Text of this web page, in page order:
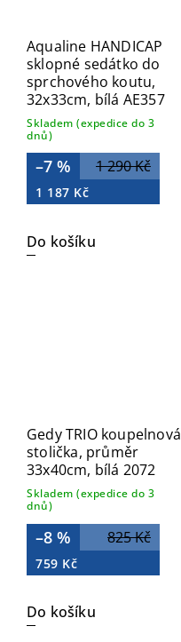
Aqualine HANDICAP
sklopné sedátko do
sprchového koutu,
32x33cm, bílá AE357
Skladem (expedice do 3
dnů)
1 290 Kč
–7 %
1 187 Kč
Do košíku
Gedy TRIO koupelnová
stolička, průměr
33x40cm, bílá 2072
Skladem (expedice do 3
dnů)
825 Kč
–8 %
759 Kč
Do košíku